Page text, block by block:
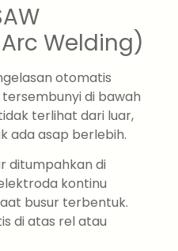
Welding)
otomatis
di bawah
terlihat dari luar,
ada asap berlebih.
ditumpahkan di
kontinu
busur terbentuk.
di atas rel atau